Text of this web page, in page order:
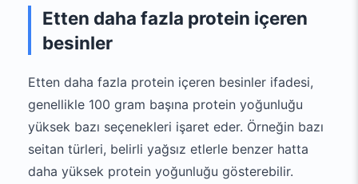
Etten daha fazla protein içeren
besinler
Etten daha fazla protein içeren besinler ifadesi,
genellikle 100 gram başına protein yoğunluğu
yüksek bazı seçenekleri işaret eder. Örneğin bazı
seitan türleri, belirli yağsız etlerle benzer hatta
daha yüksek protein yoğunluğu gösterebilir.